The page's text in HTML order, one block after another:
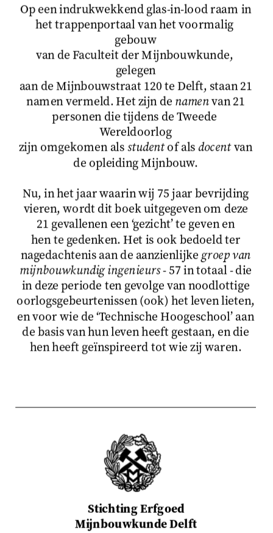
Stichting Erfgoed
Mijnbouwkunde Delft
Op een indrukwekkend glas-in-lood raam in
het trappenportaal van het voormalig
gebouw
van de Faculteit der Mijnbouwkunde,
gelegen
aan de Mijnbouwstraat 120 te Delft, staan 21
namen vermeld. Het zijn de namen van 21
personen die tijdens de Tweede
Wereldoorlog
zijn omgekomen als student of als docent van
de opleiding Mijnbouw.
Nu, in het jaar waarin wij 75 jaar bevrijding
vieren, wordt dit boek uitgegeven om deze
21 gevallenen een ‘gezicht’ te geven en
hen te gedenken. Het is ook bedoeld ter
nagedachtenis aan de aanzienlijke groep van
mijnbouwkundig ingenieurs - 57 in totaal - die
in deze periode ten gevolge van noodlottige
oorlogsgebeurtenissen (ook) het leven lieten,
en voor wie de ‘Technische Hoogeschool’ aan
de basis van hun leven heeft gestaan, en die
hen heeft geïnspireerd tot wie zij waren.